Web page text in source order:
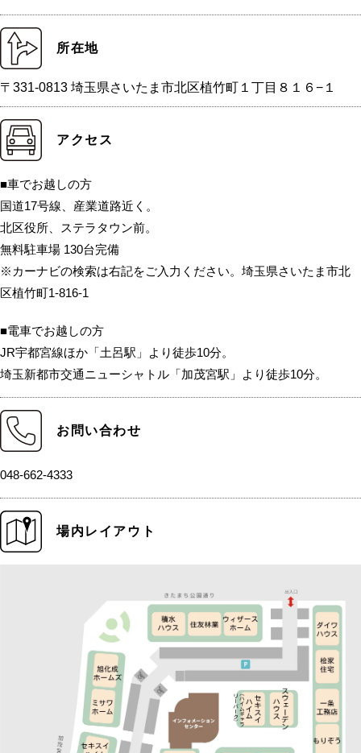
所在地
〒331-0813 埼玉県さいたま市北区植竹町１丁目８１６−１
アクセス
■車でお越しの方
国道17号線、産業道路近く。
北区役所、ステラタウン前。
無料駐車場 130台完備
※カーナビの検索は右記をご入力ください。埼玉県さいたま市北
区植竹町1-816-1
■電車でお越しの方
JR宇都宮線ほか「土呂駅」より徒歩10分。
埼玉新都市交通ニューシャトル「加茂宮駅」より徒歩10分。
お問い合わせ
048-662-4333
場内レイアウト